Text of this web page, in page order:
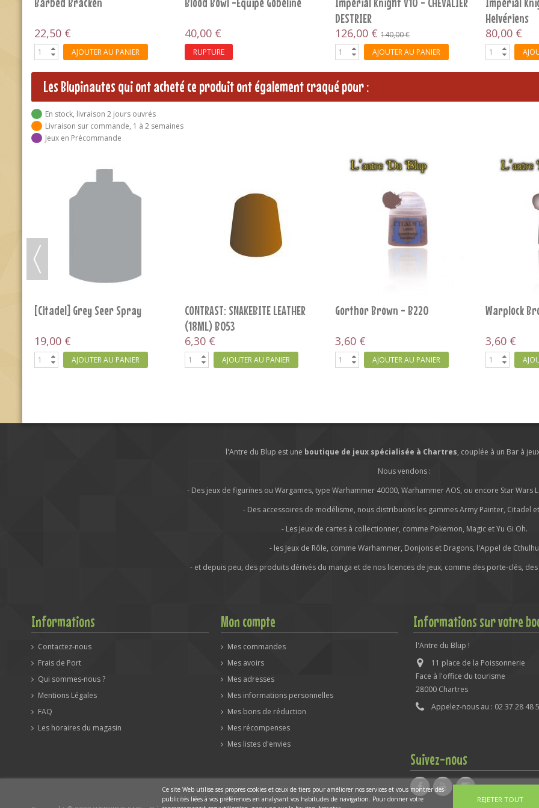
3,60 €
AJOUTER AU PANIER
66,60 €
AJOUTER AU PANIER
50,00 €
AJOUTER AU PANIER
42,75 €
Les Blupinautes qui ont acheté ce produit ont également craqué pour :
En stock, livraison 2 jours ouvrés
Livraison sur commande, 1 à 2 semaines
Jeux en Précommande
Skavenblight Dinge - B248
3,60 €
AJOUTER AU PANIER
Dorn Yellow - B167
3,60 €
AJOUTER AU PANIER
Etherium Blue - B272
3,60 €
AJOUTER AU PANIER
Slaanesh
3,60 €
l'Antre du Blup est une boutique de jeux spécialisée à Chartres, couplée à un Bar à
Nous vendons :
- Des jeux de figurines ou Wargames, type Warhammer 40000, Warhammer AOS, ou encore Star Wars
- Des accessoires de modélisme, nous distribuons les gammes Army Painter, Citadel
- Les Jeux de cartes à collectionner, comme Pokemon, Magic et Yu Gi Oh.
- les Jeux de Rôle, comme Warhammer, Donjons et Dragons, l'Appel de Cthulhu
- et depuis peu, des produits dérivés du manga et de nos licences de jeux, comme des porte-clés,
Informations
Contactez-nous
Frais de Port
Qui sommes-nous ?
Mentions Légales
FAQ
Les horaires du magasin
Mon compte
Mes commandes
Mes avoirs
Mes adresses
Mes informations personnelles
Mes bons de réduction
Mes récompenses
Mes listes d'envies
Informations sur votre
l'Antre du Blup !
11 place de la Poissonnerie
Face à l'office du tourisme
28000 Chartres
Appelez-nous au : 02 37 28 48
Suivez-nous
Ce site Web utilise ses propres cookies et ceux de tiers pour améliorer nos services et vous montrer des
publicités liées à vos préférences en analysant vos habitudes de navigation. Pour donner votre
REJETER TOUT